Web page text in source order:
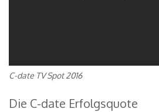
C-date TV Spot 2016
Die C-date Erfolgsquote